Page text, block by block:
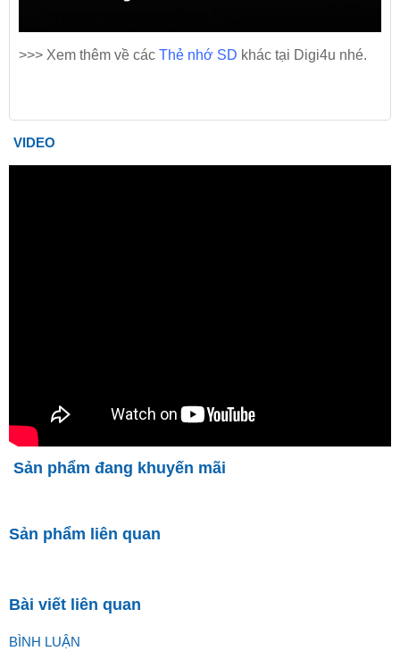
>>> Xem thêm về các Thẻ nhớ SD khác tại Digi4u nhé.
VIDEO
Sản phẩm đang khuyến mãi
Sản phẩm liên quan
Bài viết liên quan
BÌNH LUẬN